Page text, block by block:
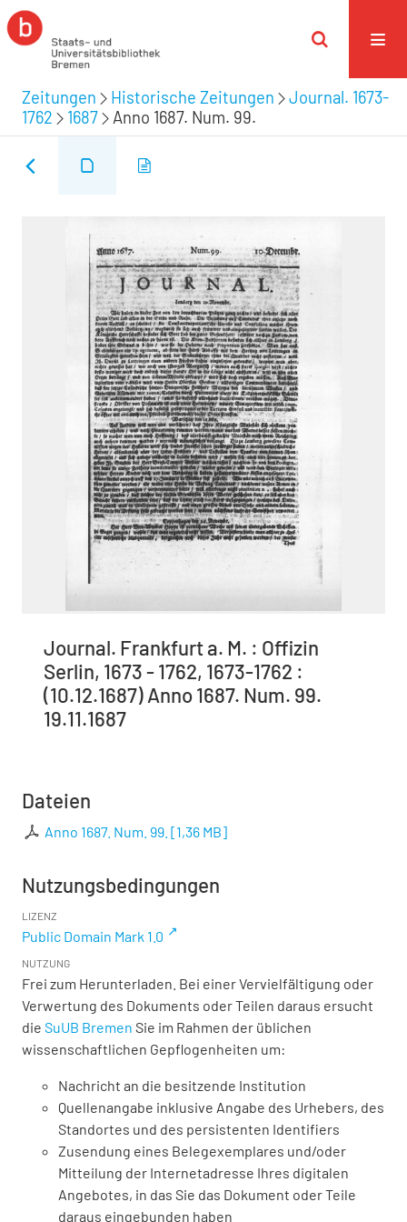
Zeitungen Historische Zeitungen
Journal. 1673-
1762
1687 Anno 1687. Num. 99.
Journal. Frankfurt a. M. : Offizin
Serlin, 1673 - 1762, 1673-1762 :
(10.12.1687) Anno 1687. Num. 99.
19.11.1687
Dateien
Anno 1687. Num. 99. [1,36 MB]
Nutzungsbedingungen
LIZENZ
Public Domain Mark 1.0
NUTZUNG
Frei zum Herunterladen. Bei einer Vervielfältigung oder
Verwertung des Dokuments oder Teilen daraus ersucht
die SuUB Bremen Sie im Rahmen der üblichen
wissenschaftlichen Gepflogenheiten um:
Nachricht an die besitzende Institution
Quellenangabe inklusive Angabe des Urhebers, des
Standortes und des persistenten Identifiers
Zusendung eines Belegexemplares und/oder
Mitteilung der Internetadresse Ihres digitalen
Angebotes, in das Sie das Dokument oder Teile
daraus eingebunden haben